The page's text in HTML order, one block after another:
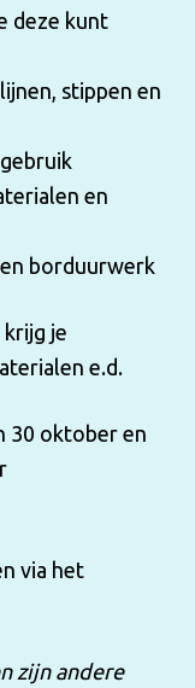
deze kunt
stippen en
en
borduurwerk
je
e.d.
30 oktober en
via het
zijn andere